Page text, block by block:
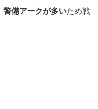
警備アークが多いため戦